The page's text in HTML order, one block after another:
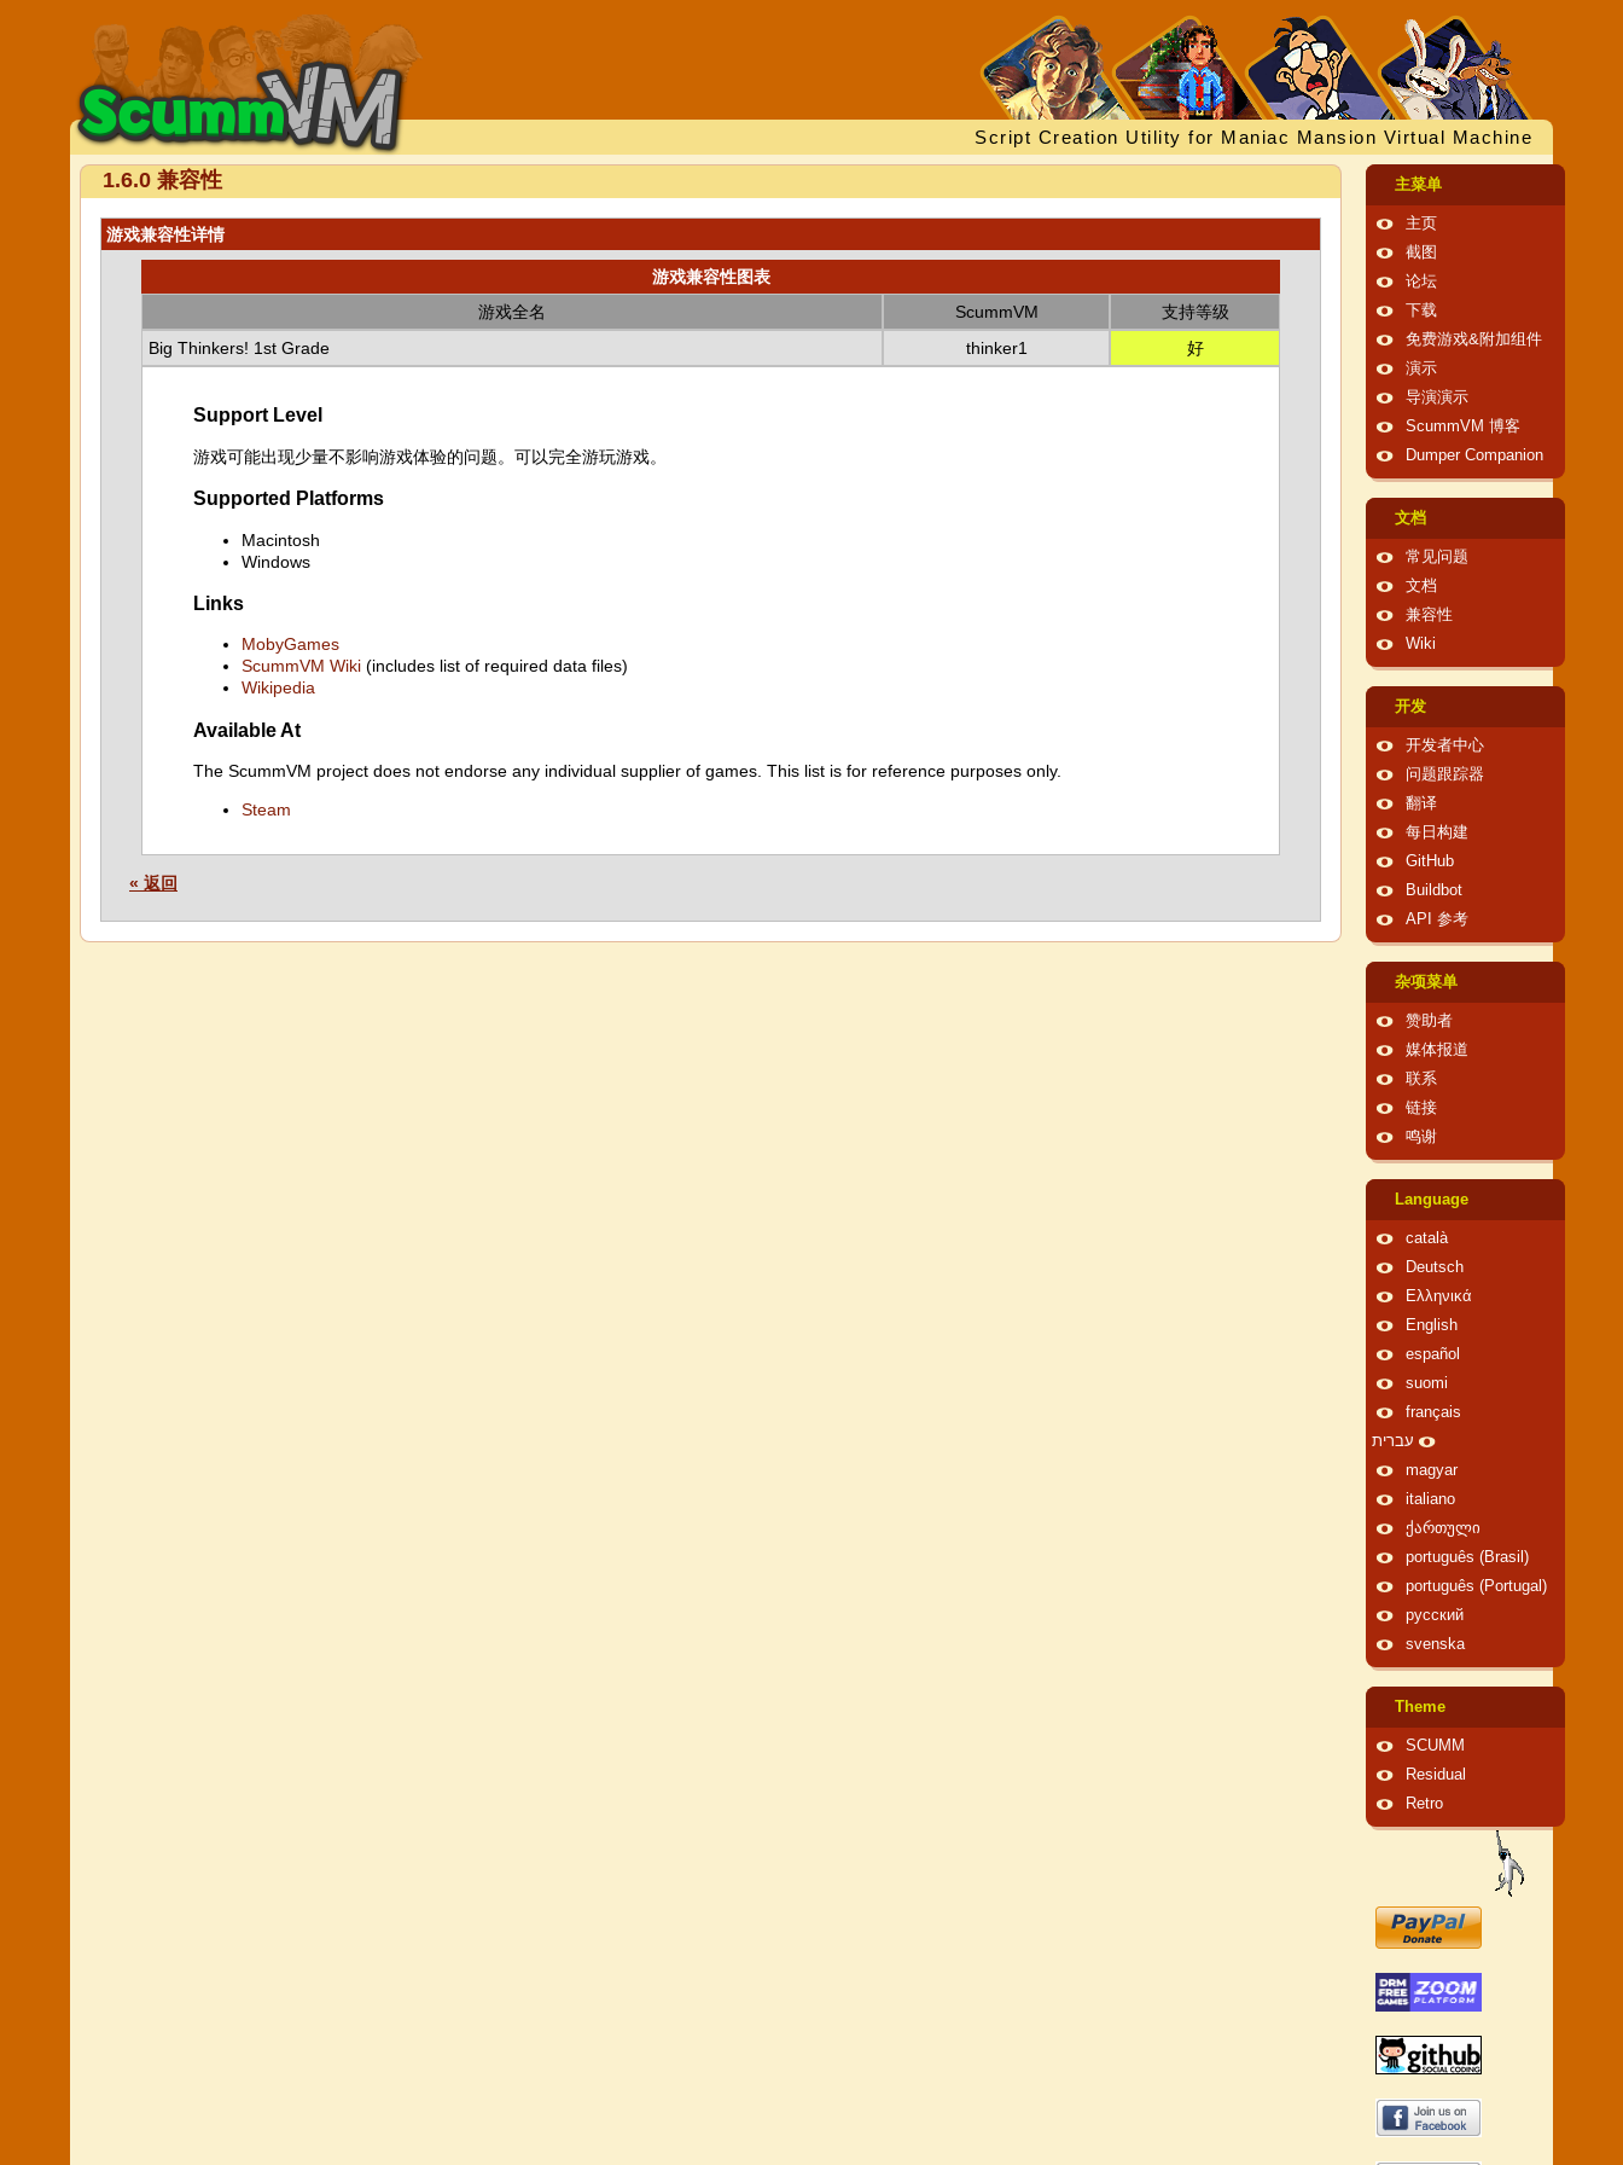
Script Creation Utility for Maniac Mansion Virtual Machine
1.6.0 兼容性
游戏兼容性详情
游戏兼容性图表
游戏全名
ScummVM
支持等级
Big Thinkers! 1st Grade
thinker1 好
Support Level
游戏可能出现少量不影响游戏体验的问题。可以完全游玩游戏。
Supported Platforms
Macintosh
Windows
Links
MobyGames
ScummVM Wiki (includes list of required data files)
Wikipedia
Available At
The ScummVM project does not endorse any individual supplier of games. This list is for reference purposes only.
Steam
« 返回
主菜单
主页
截图
论坛
下载
免费游戏&附加组件
演示
导演演示
ScummVM 博客
Dumper Companion
文档
常见问题
文档
兼容性
Wiki
开发
开发者中心
问题跟踪器
翻译
每日构建
GitHub
Buildbot
API 参考
杂项菜单
赞助者
媒体报道
联系
链接
鸣谢
Language
català
Deutsch
Ελληνικά
English
español
suomi
français
עברית
magyar
italiano
ქართული
português (Brasil)
português (Portugal)
русский
svenska
Theme
SCUMM
Residual
Retro